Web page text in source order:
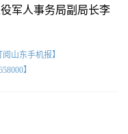
军人事务局副局长李
山东手机报】
】